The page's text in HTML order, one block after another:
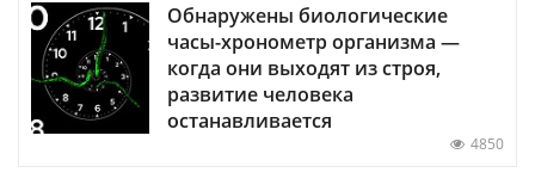
Обнаружены биологические
часы-хронометр организма —
когда они выходят из строя,
развитие человека
останавливается
4850